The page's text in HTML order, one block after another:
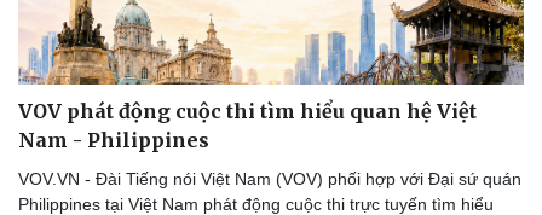
VOV phát động cuộc thi tìm hiểu quan hệ Việt
Nam - Philippines
VOV.VN - Đài Tiếng nói Việt Nam (VOV) phối hợp với Đại sứ quán
Philippines tại Việt Nam phát động cuộc thi trực tuyến tìm hiểu